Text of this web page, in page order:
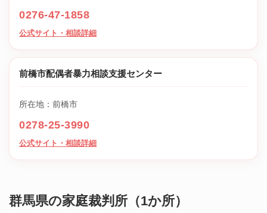
0276-47-1858
公式サイト・相談詳細
前橋市配偶者暴力相談支援センター
所在地：前橋市
0278-25-3990
公式サイト・相談詳細
群馬県の家庭裁判所（1か所）